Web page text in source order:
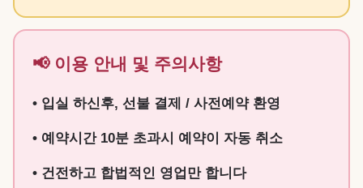
📢 이용 안내 및 주의사항
• 입실 하신후, 선불 결제 / 사전예약 환영
• 예약시간 10분 초과시 예약이 자동 취소
• 건전하고 합법적인 영업만 합니다